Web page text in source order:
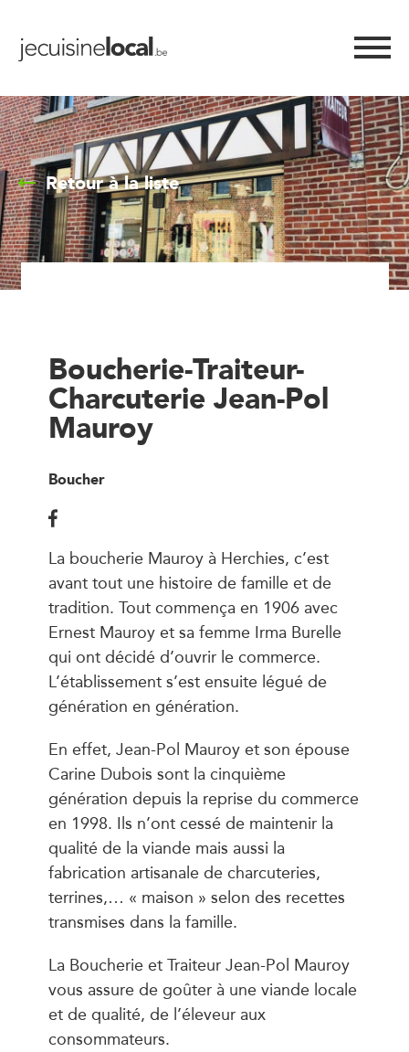
Retour à la liste
Boucherie-Traiteur-
Charcuterie Jean-Pol
Mauroy
Boucher
La boucherie Mauroy à Herchies, c’est
avant tout une histoire de famille et de
tradition. Tout commença en 1906 avec
Ernest Mauroy et sa femme Irma Burelle
qui ont décidé d’ouvrir le commerce.
L’établissement s’est ensuite légué de
génération en génération.
En effet, Jean-Pol Mauroy et son épouse
Carine Dubois sont la cinquième
génération depuis la reprise du commerce
en 1998. Ils n’ont cessé de maintenir la
qualité de la viande mais aussi la
fabrication artisanale de charcuteries,
terrines,… « maison » selon des recettes
transmises dans la famille.
La Boucherie et Traiteur Jean-Pol Mauroy
vous assure de goûter à une viande locale
et de qualité, de l’éleveur aux
consommateurs.